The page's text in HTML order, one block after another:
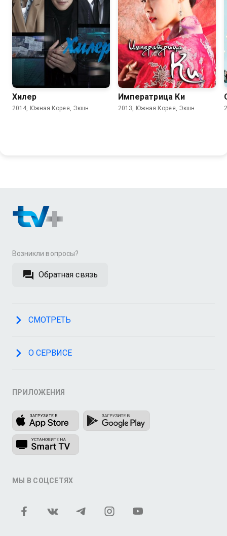
8.4
Хилер
2014, Южная Корея, Экшн
8.6 8.4
Императрица Ки
2013, Южная Корея, Экшн
Возникли вопросы?
Обратная связь
СМОТРЕТЬ
О СЕРВИСЕ
ПРИЛОЖЕНИЯ
МЫ В СОЦСЕТЯХ